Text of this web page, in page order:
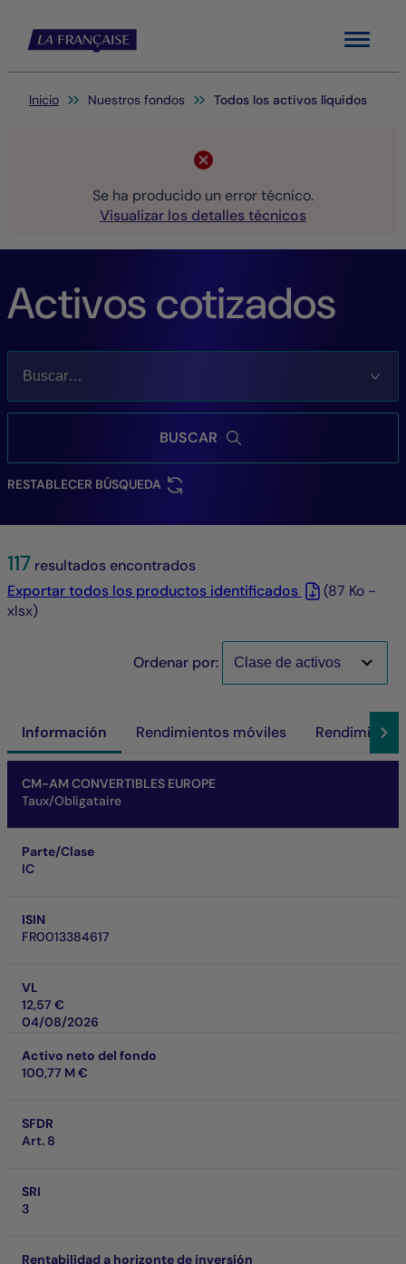
Menu
Usted está aquí:
Inicio Nuestros fondos Todos los activos líquidos
Se ha producido un error técnico.
Visualizar los detalles técnicos
Activos cotizados
BUSCAR
RESTABLECER BÚSQUEDA
117 resultados encontrados
Exportar todos los productos identificados
(87 Ko -
xlsx)
Ordenar por:
Información Rendimientos móviles
CM-AM CONVERTIBLES EUROPE
Taux/Obligataire
Parte/Clase
IC
ISIN
FR0013384617
VL
12,57 €
04/08/2026
Activo neto del fondo
100,77 M €
SFDR
Art. 8
SRI
3
Rentabilidad a horizonte de inversión